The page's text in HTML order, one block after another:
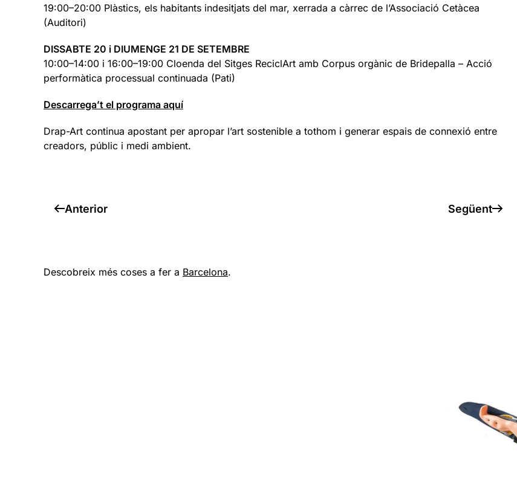
19:00–20:00 Plàstics, els habitants indesitjats del mar, xerrada a càrrec de l’Associació Cetàcea
(Auditori)
DISSABTE 20 i DIUMENGE 21 DE SETEMBRE
10:00–14:00 i 16:00–19:00 Cloenda del Sitges ReciclArt amb Corpus orgànic de Bridepalla – Acció
performàtica processual continuada (Pati)
Descarrega’t el programa aquí
Drap-Art continua apostant per apropar l’art sostenible a tothom i generar espais de connexió entre
creadors, públic i medi ambient.
Anterior Següent
Descobreix més coses a fer a Barcelona.